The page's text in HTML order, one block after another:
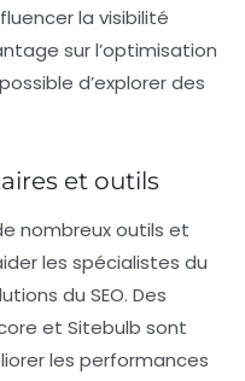
la visibilité
sur l’optimisation
d’explorer des
et outils
nombreux outils et
les spécialistes du
du SEO. Des
et Sitebulb sont
les performances